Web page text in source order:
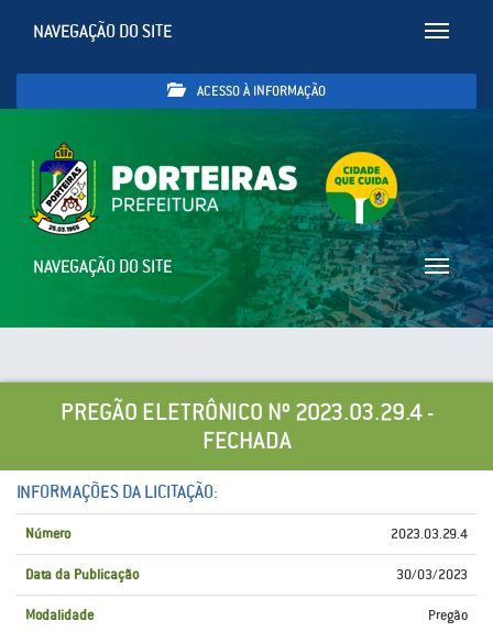
Toggle
NAVEGAÇÃO DO SITE
ACESSO À INFORMAÇÃO
Toggle
NAVEGAÇÃO DO SITE
PREGÃO ELETRÔNICO Nº 2023.03.29.4 -
FECHADA
INFORMAÇÕES DA LICITAÇÃO:
Número 2023.03.29.4
Data da Publicação 30/03/2023
Modalidade Pregão